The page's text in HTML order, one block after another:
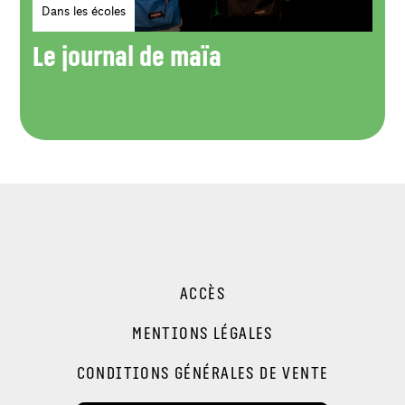
Le journal de maïa
Dans les écoles
ACCÈS
MENTIONS LÉGALES
CONDITIONS GÉNÉRALES DE VENTE